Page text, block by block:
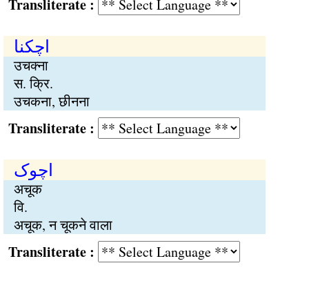
:
اچکنا
उचक्ना
स. क्रि.
उचकना, छीनना
:
اچوک
अचूक
वि.
अचूक, न चूकने वाला
: